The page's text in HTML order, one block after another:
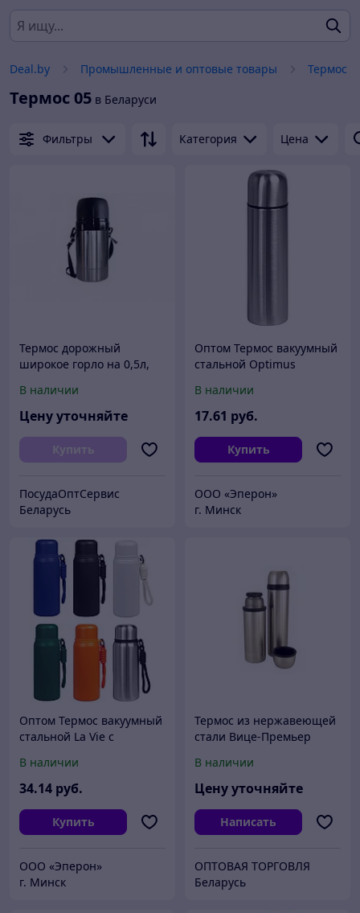
Deal.by Промышленные и оптовые товары Термос
Термос 05 в Беларуси
Фильтры Категория Цена
Термос дорожный
широкое горло на 0,5л,
В наличии
Цену уточняйте
Купить
ПосудаОптСервис
Беларусь
Оптом Термос вакуумный
стальной Optimus
В наличии
17.61 руб.
Купить
OOO «Эперон»
г. Минск
Оптом Термос вакуумный
стальной La Vie с
500 мл матовый в
подарочной упаковке
В наличии
34.14 руб.
Купить
OOO «Эперон»
г. Минск
Термос из нержавеющей
стали Вице-Премьер
В наличии
Цену уточняйте
Написать
ОПТОВАЯ ТОРГОВЛЯ
Беларусь